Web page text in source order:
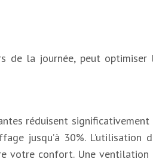
de la journée, peut
réduisent
jusqu’à 30%. L’utilisation
votre confort. Une